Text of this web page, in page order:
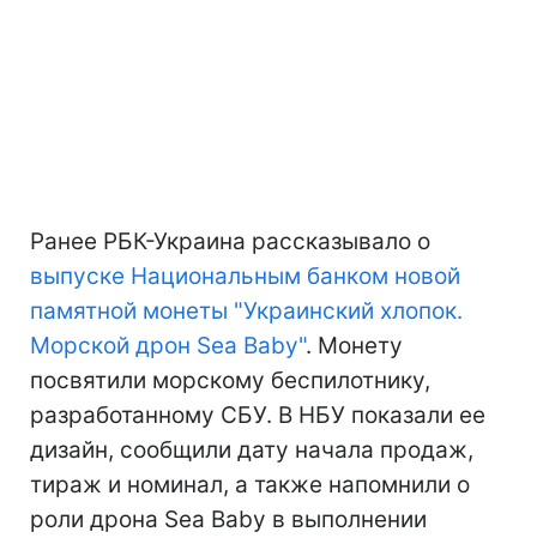
Ранее РБК-Украина рассказывало о
выпуске Национальным банком новой
памятной монеты "Украинский хлопок.
Морской дрон Sea Baby". Монету
посвятили морскому беспилотнику,
разработанному СБУ. В НБУ показали ее
дизайн, сообщили дату начала продаж,
тираж и номинал, а также напомнили о
роли дрона Sea Baby в выполнении